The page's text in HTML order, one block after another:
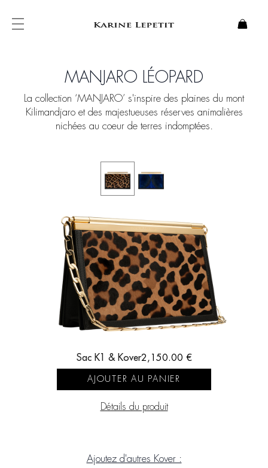
MANJARO LÉOPARD
La collection ‘MANJARO’ s'inspire des plaines du mont
Kilimandjaro et des majestueuses réserves animalières
nichées au coeur de terres indomptées.
Sac K1 & Kover2,150.00 €
AJOUTER AU PANIER
Détails du produit
Ajoutez d'autres Kover :